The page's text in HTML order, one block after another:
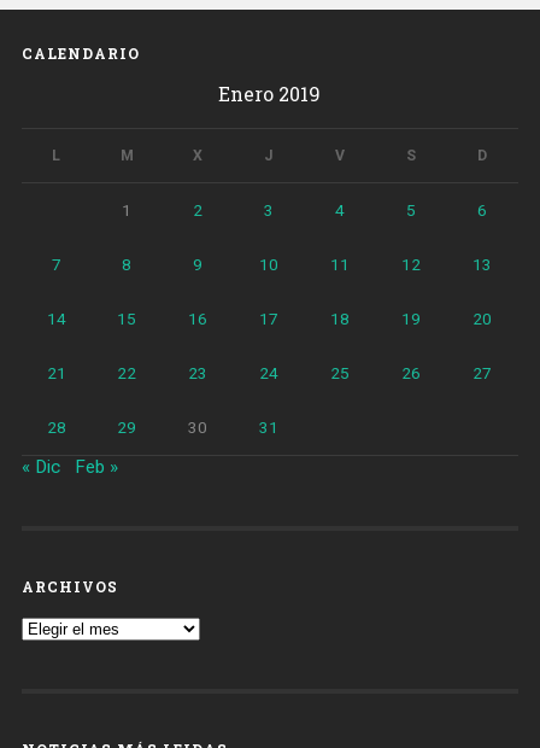
CALENDARIO
Enero 2019
L M X J V S D
1 2 3 4 5 6
7 8 9 10 11 12 13
14 15 16 17 18 19 20
21 22 23 24 25 26 27
28 29 30 31
« Dic Feb »
ARCHIVOS
Archivos